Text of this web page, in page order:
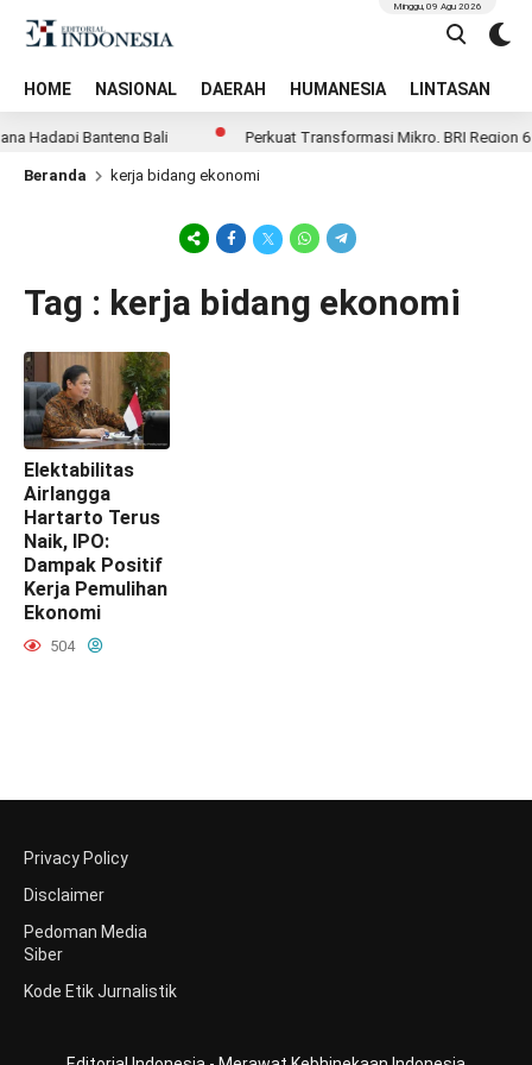
HOME NASIONAL DAERAH HUMANESIA LINTASAN
Minggu, 09 Agu 2026
Hadapi Banteng Bali Perkuat Transformasi Mikro, BRI Region
Beranda kerja bidang ekonomi
Tag : kerja bidang ekonomi
Elektabilitas
Airlangga
Hartarto Terus
Naik, IPO:
Dampak Positif
Kerja Pemulihan
Ekonomi
504
Privacy Policy
Disclaimer
Pedoman Media
Siber
Kode Etik Jurnalistik